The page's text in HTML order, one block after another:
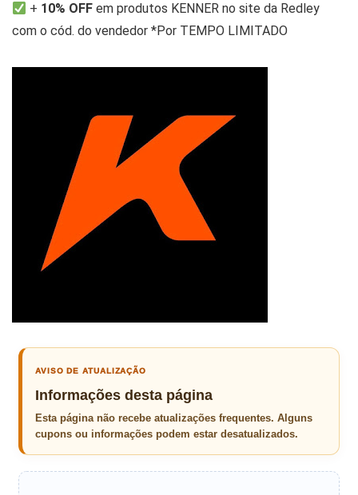
+ 10% OFF em produtos KENNER no site da Redley
com o cód. do vendedor *Por TEMPO LIMITADO
AVISO DE ATUALIZAÇÃO
Informações desta página
Esta página não recebe atualizações frequentes. Alguns
cupons ou informações podem estar desatualizados.